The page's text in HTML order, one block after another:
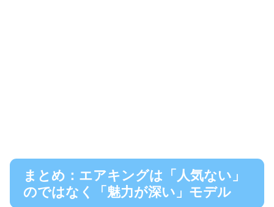
まとめ：エアキングは「人気ない」
のではなく「魅力が深い」モデル